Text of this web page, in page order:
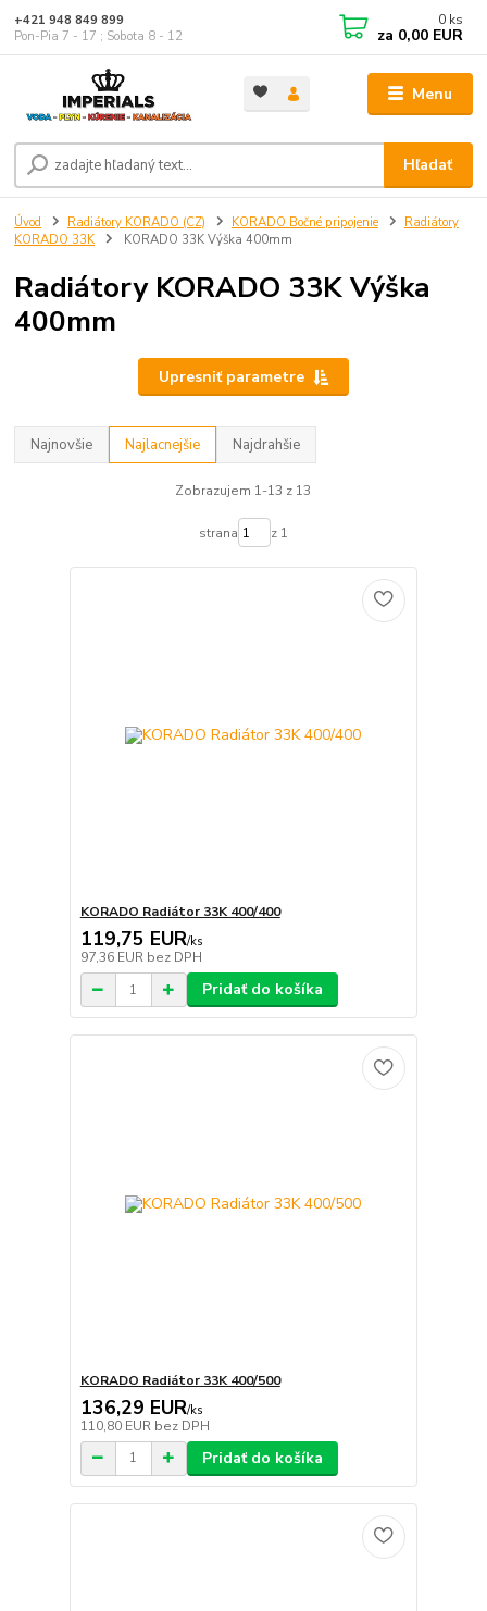
Menu
Hľadať
+421 948 849 899
Pon-Pia 7 - 17 ; Sobota 8 - 12
0 ks
za 0,00 EUR
Úvod Radiátory KORADO (CZ) KORADO Bočné pripojenie
Radiátory
KORADO 33K
KORADO 33K Výška 400mm
Radiátory KORADO 33K Výška
400mm
Upresniť parametre
Najnovšie Najlacnejšie Najdrahšie
Zobrazujem 1-13 z 13
strana z 1
KORADO Radiátor 33K 400/400
119,75 EUR/ks
97,36 EUR bez DPH
Pridať do košíka
KORADO Radiátor 33K 400/500
136,29 EUR/ks
110,80 EUR bez DPH
Pridať do košíka